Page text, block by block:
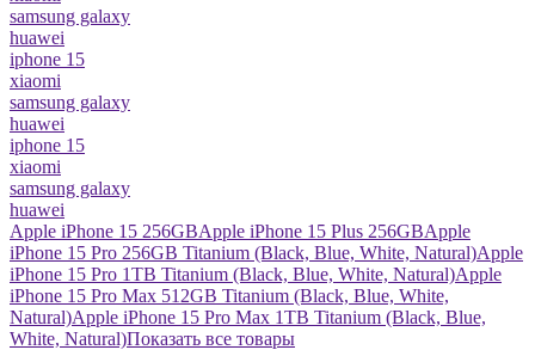
samsung galaxy
huawei
iphone 15
xiaomi
samsung galaxy
huawei
iphone 15
xiaomi
samsung galaxy
huawei
Apple iPhone 15 256GBApple iPhone 15 Plus 256GBApple
iPhone 15 Pro 256GB Titanium (Black, Blue, White, Natural)Apple
iPhone 15 Pro 1TB Titanium (Black, Blue, White, Natural)Apple
iPhone 15 Pro Max 512GB Titanium (Black, Blue, White,
Natural)Apple iPhone 15 Pro Max 1TB Titanium (Black, Blue,
White, Natural)Показать все товары